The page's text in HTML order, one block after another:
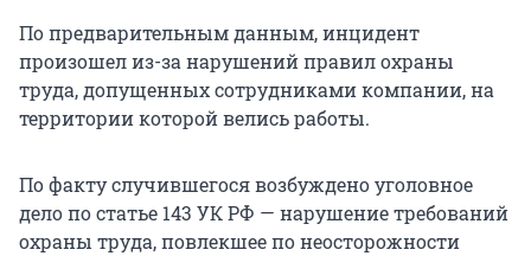
По предварительным данным, инцидент
произошел из-за нарушений правил охраны
труда, допущенных сотрудниками компании, на
территории которой велись работы.
По факту случившегося возбуждено уголовное
дело по статье 143 УК РФ — нарушение требований
охраны труда, повлекшее по неосторожности